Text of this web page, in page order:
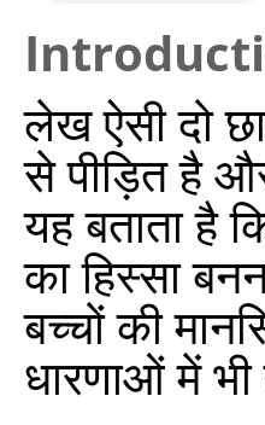
लेख ऐसी दो
से पीड़ित है और
यह बताता है
का हिस्सा
बच्चों की
धारणाओं में